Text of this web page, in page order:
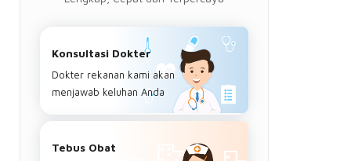
Konsultasi Dokter
Dokter rekanan kami akan
menjawab keluhan Anda
Tebus Obat